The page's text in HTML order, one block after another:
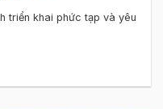
triển khai phức tạp và yêu